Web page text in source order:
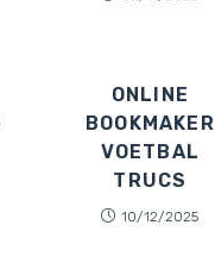
ONLINE
BOOKMAKER
VOETBAL
TRUCS
10/12/2025